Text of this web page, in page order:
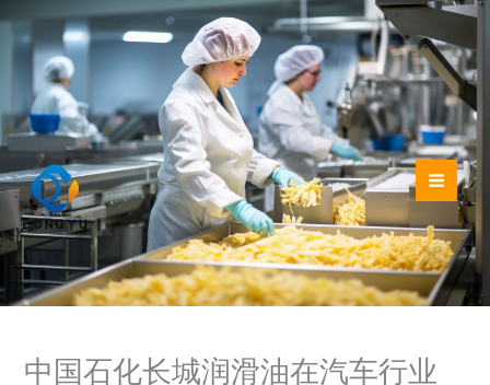
中国石化长城润滑油在汽车行业